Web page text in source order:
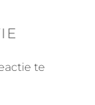
te